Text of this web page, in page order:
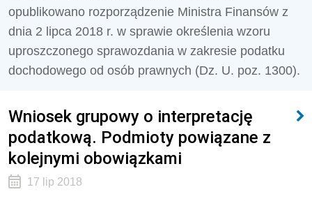
opublikowano rozporządzenie Ministra Finansów z
dnia 2 lipca 2018 r. w sprawie określenia wzoru
uproszczonego sprawozdania w zakresie podatku
dochodowego od osób prawnych (Dz. U. poz. 1300).
Wniosek grupowy o interpretację
podatkową. Podmioty powiązane z
kolejnymi obowiązkami
17 lip 2018